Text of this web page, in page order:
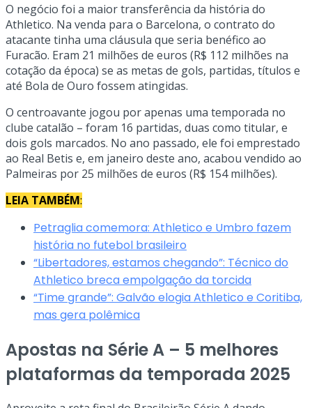
O negócio foi a maior transferência da história do
Athletico. Na venda para o Barcelona, o contrato do
atacante tinha uma cláusula que seria benéfico ao
Furacão. Eram 21 milhões de euros (R$ 112 milhões na
cotação da época) se as metas de gols, partidas, títulos e
até Bola de Ouro fossem atingidas.
O centroavante jogou por apenas uma temporada no
clube catalão – foram 16 partidas, duas como titular, e
dois gols marcados. No ano passado, ele foi emprestado
ao Real Betis e, em janeiro deste ano, acabou vendido ao
Palmeiras por 25 milhões de euros (R$ 154 milhões).
LEIA TAMBÉM:
Petraglia comemora: Athletico e Umbro fazem
história no futebol brasileiro
“Libertadores, estamos chegando”: Técnico do
Athletico breca empolgação da torcida
“Time grande”: Galvão elogia Athletico e Coritiba,
mas gera polêmica
Apostas na Série A – 5 melhores
plataformas da temporada 2025